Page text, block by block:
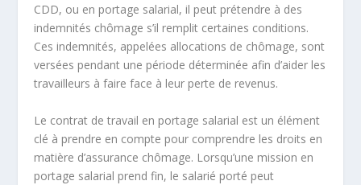
CDD, ou en portage salarial, il peut prétendre à des
indemnités chômage s’il remplit certaines conditions.
Ces indemnités, appelées allocations de chômage, sont
versées pendant une période déterminée afin d’aider les
travailleurs à faire face à leur perte de revenus.
Le contrat de travail en portage salarial est un élément
clé à prendre en compte pour comprendre les droits en
matière d’assurance chômage. Lorsqu’une mission en
portage salarial prend fin, le salarié porté peut